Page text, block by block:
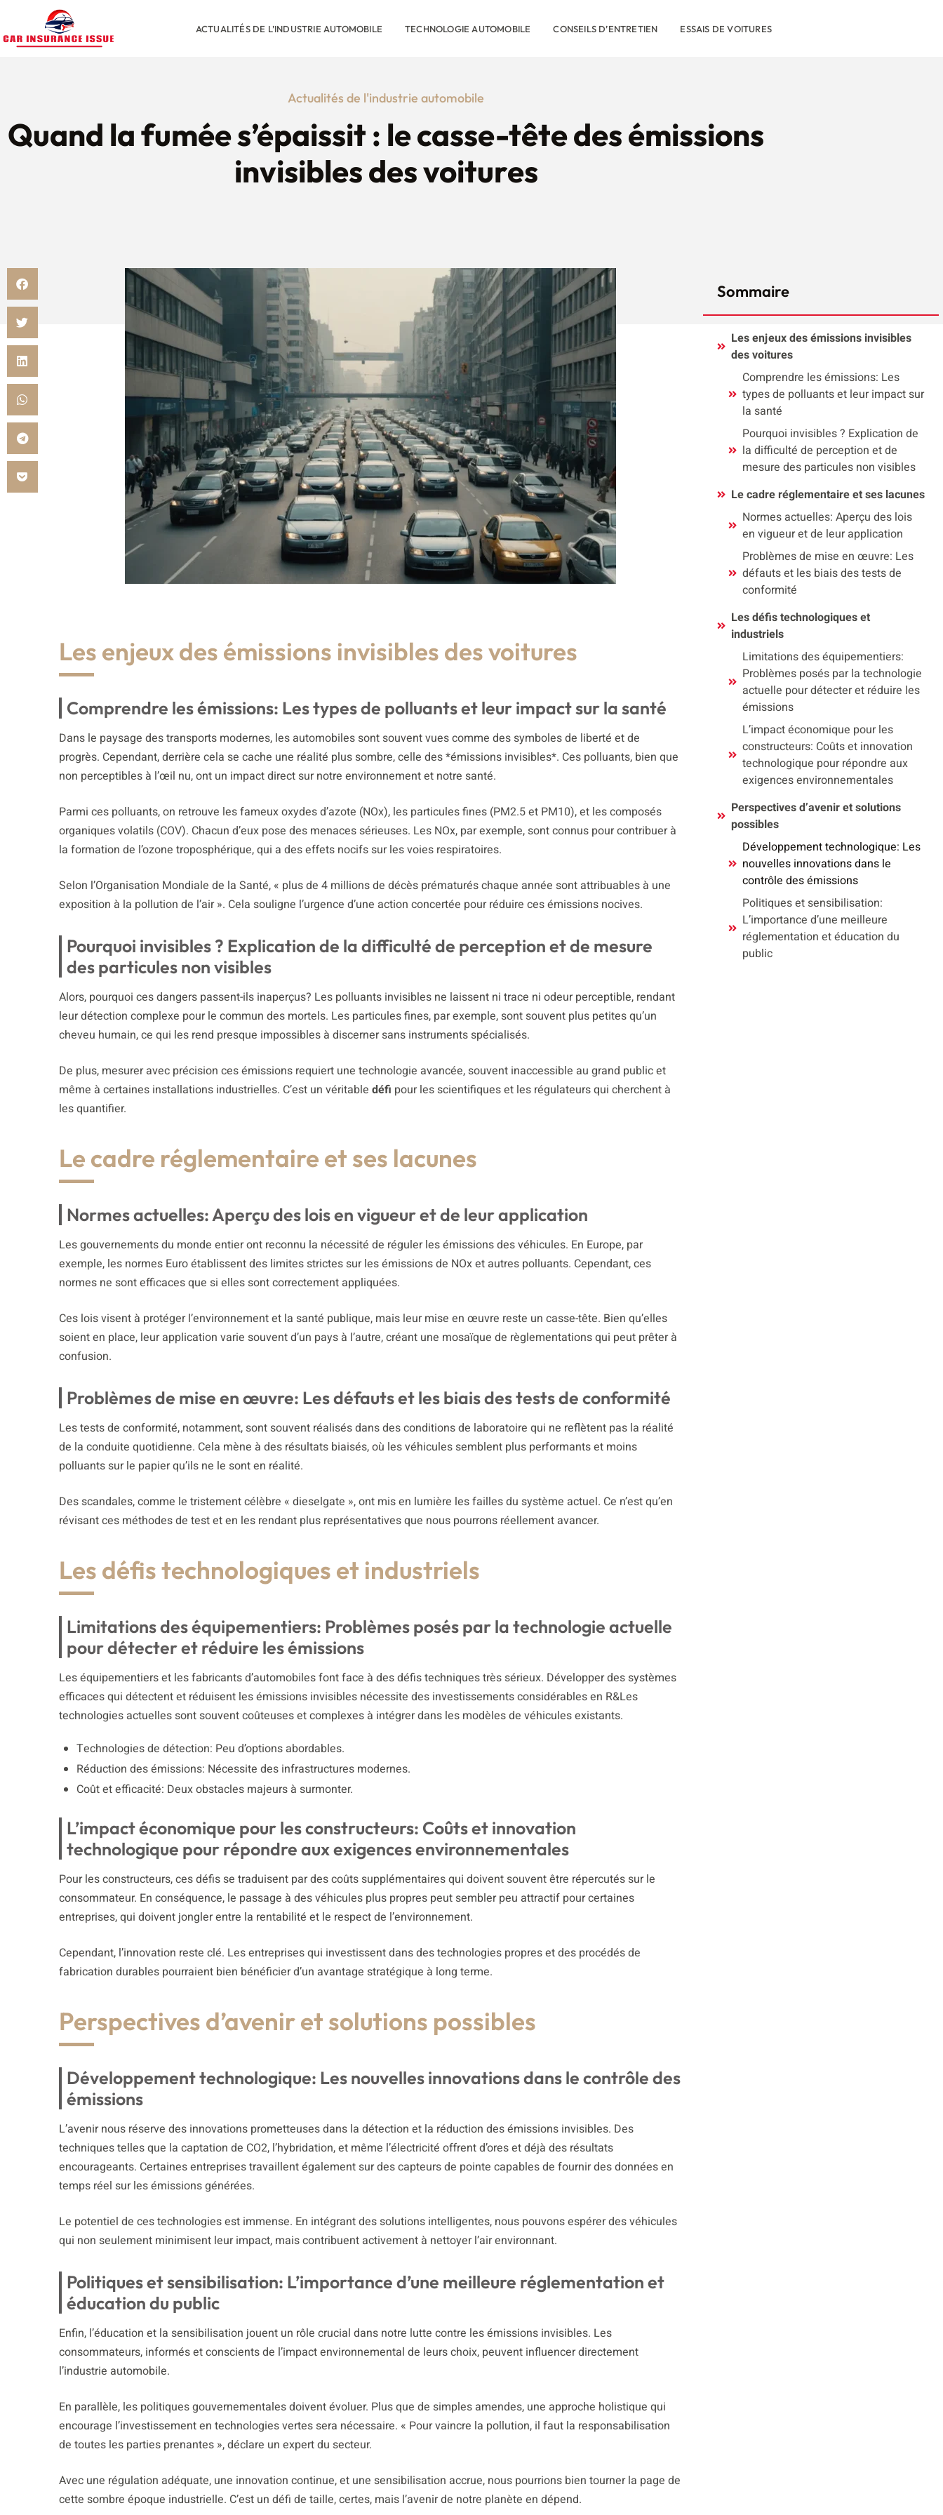
ACTUALITÉS DE L’INDUSTRIE AUTOMOBILE TECHNOLOGIE AUTOMOBILE CONSEILS D’ENTRETIEN ESSAIS DE VOITURES
Actualités de l'industrie automobile
Quand la fumée s’épaissit : le casse-tête des émissions
invisibles des voitures
Les enjeux des émissions invisibles des voitures
Comprendre les émissions: Les types de polluants et leur impact sur la santé
Dans le paysage des transports modernes, les automobiles sont souvent vues comme des symboles de liberté et de
progrès. Cependant, derrière cela se cache une réalité plus sombre, celle des *émissions invisibles*. Ces polluants, bien que
non perceptibles à l’œil nu, ont un impact direct sur notre environnement et notre santé.
Parmi ces polluants, on retrouve les fameux oxydes d’azote (NOx), les particules fines (PM2.5 et PM10), et les composés
organiques volatils (COV). Chacun d’eux pose des menaces sérieuses. Les NOx, par exemple, sont connus pour contribuer à
la formation de l’ozone troposphérique, qui a des effets nocifs sur les voies respiratoires.
Selon l’Organisation Mondiale de la Santé, « plus de 4 millions de décès prématurés chaque année sont attribuables à une
exposition à la pollution de l’air ». Cela souligne l’urgence d’une action concertée pour réduire ces émissions nocives.
Pourquoi invisibles ? Explication de la difficulté de perception et de mesure
des particules non visibles
Alors, pourquoi ces dangers passent-ils inaperçus? Les polluants invisibles ne laissent ni trace ni odeur perceptible, rendant
leur détection complexe pour le commun des mortels. Les particules fines, par exemple, sont souvent plus petites qu’un
cheveu humain, ce qui les rend presque impossibles à discerner sans instruments spécialisés.
De plus, mesurer avec précision ces émissions requiert une technologie avancée, souvent inaccessible au grand public et
même à certaines installations industrielles. C’est un véritable défi pour les scientifiques et les régulateurs qui cherchent à
les quantifier.
Le cadre réglementaire et ses lacunes
Normes actuelles: Aperçu des lois en vigueur et de leur application
Les gouvernements du monde entier ont reconnu la nécessité de réguler les émissions des véhicules. En Europe, par
exemple, les normes Euro établissent des limites strictes sur les émissions de NOx et autres polluants. Cependant, ces
normes ne sont efficaces que si elles sont correctement appliquées.
Ces lois visent à protéger l’environnement et la santé publique, mais leur mise en œuvre reste un casse-tête. Bien qu’elles
soient en place, leur application varie souvent d’un pays à l’autre, créant une mosaïque de règlementations qui peut prêter à
confusion.
Problèmes de mise en œuvre: Les défauts et les biais des tests de conformité
Les tests de conformité, notamment, sont souvent réalisés dans des conditions de laboratoire qui ne reflètent pas la réalité
de la conduite quotidienne. Cela mène à des résultats biaisés, où les véhicules semblent plus performants et moins
polluants sur le papier qu’ils ne le sont en réalité.
Des scandales, comme le tristement célèbre « dieselgate », ont mis en lumière les failles du système actuel. Ce n’est qu’en
révisant ces méthodes de test et en les rendant plus représentatives que nous pourrons réellement avancer.
Les défis technologiques et industriels
Limitations des équipementiers: Problèmes posés par la technologie actuelle
pour détecter et réduire les émissions
Les équipementiers et les fabricants d’automobiles font face à des défis techniques très sérieux. Développer des systèmes
efficaces qui détectent et réduisent les émissions invisibles nécessite des investissements considérables en R&Les
technologies actuelles sont souvent coûteuses et complexes à intégrer dans les modèles de véhicules existants.
Technologies de détection: Peu d’options abordables.
Réduction des émissions: Nécessite des infrastructures modernes.
Coût et efficacité: Deux obstacles majeurs à surmonter.
L’impact économique pour les constructeurs: Coûts et innovation
technologique pour répondre aux exigences environnementales
Pour les constructeurs, ces défis se traduisent par des coûts supplémentaires qui doivent souvent être répercutés sur le
consommateur. En conséquence, le passage à des véhicules plus propres peut sembler peu attractif pour certaines
entreprises, qui doivent jongler entre la rentabilité et le respect de l’environnement.
Cependant, l’innovation reste clé. Les entreprises qui investissent dans des technologies propres et des procédés de
fabrication durables pourraient bien bénéficier d’un avantage stratégique à long terme.
Perspectives d’avenir et solutions possibles
Développement technologique: Les nouvelles innovations dans le contrôle des
émissions
L’avenir nous réserve des innovations prometteuses dans la détection et la réduction des émissions invisibles. Des
techniques telles que la captation de CO2, l’hybridation, et même l’électricité offrent d’ores et déjà des résultats
encourageants. Certaines entreprises travaillent également sur des capteurs de pointe capables de fournir des données en
temps réel sur les émissions générées.
Le potentiel de ces technologies est immense. En intégrant des solutions intelligentes, nous pouvons espérer des véhicules
qui non seulement minimisent leur impact, mais contribuent activement à nettoyer l’air environnant.
Politiques et sensibilisation: L’importance d’une meilleure réglementation et
éducation du public
Enfin, l’éducation et la sensibilisation jouent un rôle crucial dans notre lutte contre les émissions invisibles. Les
consommateurs, informés et conscients de l’impact environnemental de leurs choix, peuvent influencer directement
l’industrie automobile.
En parallèle, les politiques gouvernementales doivent évoluer. Plus que de simples amendes, une approche holistique qui
encourage l’investissement en technologies vertes sera nécessaire. « Pour vaincre la pollution, il faut la responsabilisation
de toutes les parties prenantes », déclare un expert du secteur.
Avec une régulation adéquate, une innovation continue, et une sensibilisation accrue, nous pourrions bien tourner la page de
cette sombre époque industrielle. C’est un défi de taille, certes, mais l’avenir de notre planète en dépend.
Sommaire
Les enjeux des émissions invisibles
des voitures
Comprendre les émissions: Les
types de polluants et leur impact sur
la santé
Pourquoi invisibles ? Explication de
la difficulté de perception et de
mesure des particules non visibles
Le cadre réglementaire et ses lacunes
Normes actuelles: Aperçu des lois
en vigueur et de leur application
Problèmes de mise en œuvre: Les
défauts et les biais des tests de
conformité
Les défis technologiques et
industriels
Limitations des équipementiers:
Problèmes posés par la technologie
actuelle pour détecter et réduire les
émissions
L’impact économique pour les
constructeurs: Coûts et innovation
technologique pour répondre aux
exigences environnementales
Perspectives d’avenir et solutions
possibles
Développement technologique: Les
nouvelles innovations dans le
contrôle des émissions
Politiques et sensibilisation:
L’importance d’une meilleure
réglementation et éducation du
public